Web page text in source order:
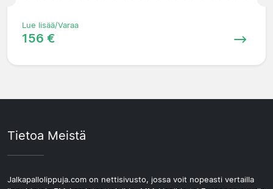
Lue lisää/Varaa
156 €
Tietoa Meistä
Jalkapallolippuja.com on nettisivusto, jossa voit nopeasti vertailla